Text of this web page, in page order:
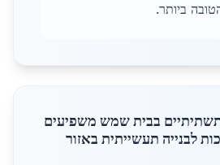
ביותר.
תשתיתיים בבית שמש משפיעים
לבנייה תעשייתית באזור